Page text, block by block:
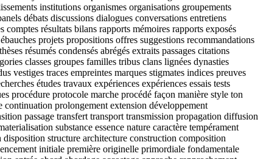
institutions organismes organisations groupements
débats discussions dialogues conversations entretiens
résultats bilans rapports mémoires rapports exposés
projets propositions offres suggestions recommandations
résumés condensés abrégés extraits passages citations
classes groupes familles tribus clans lignées dynasties
vestiges traces empreintes marques stigmates indices preuves
études travaux expériences expériences essais tests
procédure protocole marche procédé façon manière style ton
continuation prolongement extension développement
passage transfert transport transmission propagation diffusion
substance essence nature caractère tempérament
structure architecture construction composition
initiale première originelle primordiale fondamentale